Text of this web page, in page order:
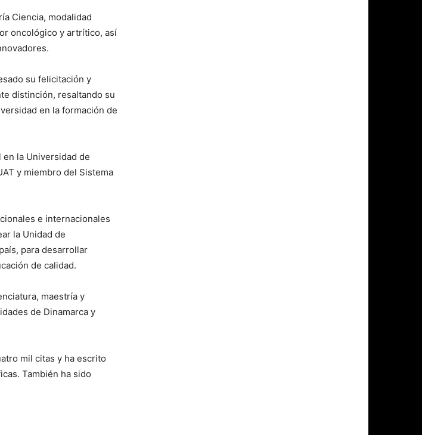
Ciencia, modalidad
oncológico y artrítico, así
su felicitación y
distinción, resaltando su
en la formación de
la Universidad de
y miembro del Sistema
e internacionales
la Unidad de
para desarrollar
de calidad.
maestría y
de Dinamarca y
mil citas y ha escrito
También ha sido